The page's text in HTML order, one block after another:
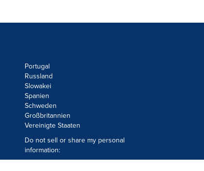
Portugal
Russland
Slowakei
Spanien
Schweden
Großbritannien
Vereinigte Staaten
Do not sell or share my personal
information: